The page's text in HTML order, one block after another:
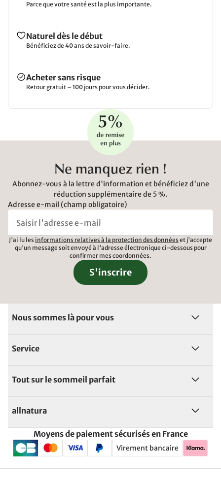
Parce que votre santé est la plus importante.
Naturel dès le début
Bénéficiez de 40 ans de savoir-faire.
Acheter sans risque
Retour gratuit – 100 jours pour vous décider.
Ne manquez rien !
Abonnez-vous à la lettre d'information et bénéficiez d'une
réduction supplémentaire de 5 %.
Adresse e-mail (champ obligatoire)
J'ai lu les informations relatives à la protection des données et j'accepte
qu'un message soit envoyé à l'adresse électronique ci-dessous pour
confirmer mes coordonnées.
S'inscrire
Nous sommes là pour vous
Service
Tout sur le sommeil parfait
allnatura
Moyens de paiement sécurisés en France
Virement bancaire